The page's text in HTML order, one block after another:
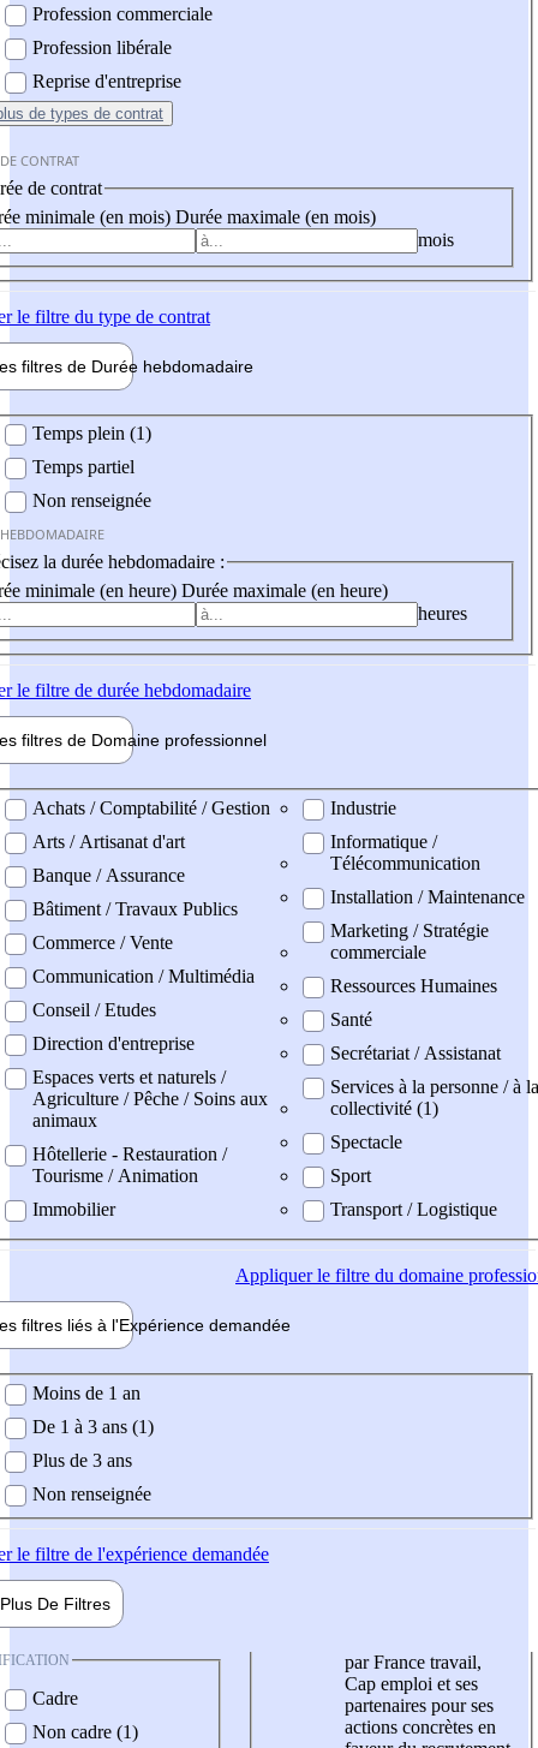
Profession commerciale
Profession libérale
Reprise d'entreprise
de types de contrat
CONTRAT
de contrat
minimale (en mois) Durée maximale (en mois)
mois
le filtre du type de contrat
filtres de Durée hebdomadaire
Temps plein (1)
Temps partiel
Non renseignée
la durée hebdomadaire :
minimale (en heure) Durée maximale (en heure)
heures
le filtre de durée hebdomadaire
filtres de Domaine professionnel
professionel
Achats / Comptabilité / Gestion
Arts / Artisanat d'art
Banque / Assurance
Bâtiment / Travaux Publics
Commerce / Vente
Communication / Multimédia
Conseil / Etudes
Direction d'entreprise
Espaces verts et naturels /
Agriculture / Pêche / Soins aux
animaux
Hôtellerie - Restauration /
Tourisme / Animation
Immobilier
Industrie
Informatique /
Télécommunication
Installation / Maintenance
Marketing / Stratégie
commerciale
Ressources Humaines
Santé
Secrétariat / Assistanat
Services à la personne / à la
collectivité (1)
Spectacle
Sport
Transport / Logistique
Appliquerle filtre du domaine
filtres liés à l'Expérience demandée
demandée
Moins de 1 an
De 1 à 3 ans (1)
Plus de 3 ans
Non renseignée
le filtre de l'expérience demandée
Plus De Filtres
Cadre
Non cadre (1)
par France travail,
Cap emploi et ses
partenaires pour ses
actions concrètes en